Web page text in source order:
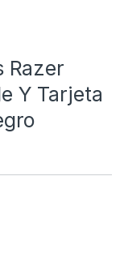
Razer
Y Tarjeta